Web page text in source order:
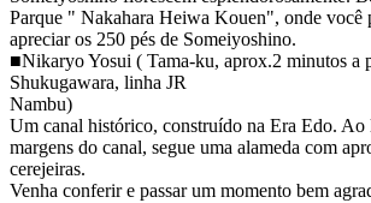
Parque " Nakahara Heiwa Kouen", onde você
apreciar os 250 pés de Someiyoshino.
■Nikaryo Yosui ( Tama-ku, aprox.2 minutos a
Shukugawara, linha JR
Nambu)
Um canal histórico, construído na Era Edo. Ao
margens do canal, segue uma alameda com
cerejeiras.
Venha conferir e passar um momento bem